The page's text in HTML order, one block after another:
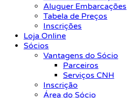
Aluguer Embarcações
Tabela de Preços
Inscrições
Loja Online
Sócios
Vantagens do Sócio
Parceiros
Serviços CNH
Inscrição
Área do Sócio